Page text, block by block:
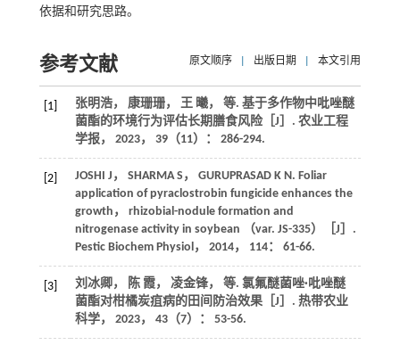
依据和研究思路。
参考文献 原文顺序 出版日期 本文引用
[1] 张明浩， 康珊珊， 王 曦， 等. 基于多作物中吡唑醚
菌酯的环境行为评估长期膳食风险［J］. 农业工程
学报， 2023， 39（11）： 286-294.
[2] JOSHI J ， SHARMA S ， GURUPRASAD K N . Foliar
application of pyraclostrobin fungicide enhances the
growth， rhizobial-nodule formation and
nitrogenase activity in soybean （var. JS-335）［J］.
Pestic Biochem Physiol ， 2014， 114： 61-66.
[3] 刘冰卿， 陈 霞， 凌金锋， 等. 氯氟醚菌唑·吡唑醚
菌酯对柑橘炭疽病的田间防治效果［J］. 热带农业
科学， 2023， 43（7）： 53-56.